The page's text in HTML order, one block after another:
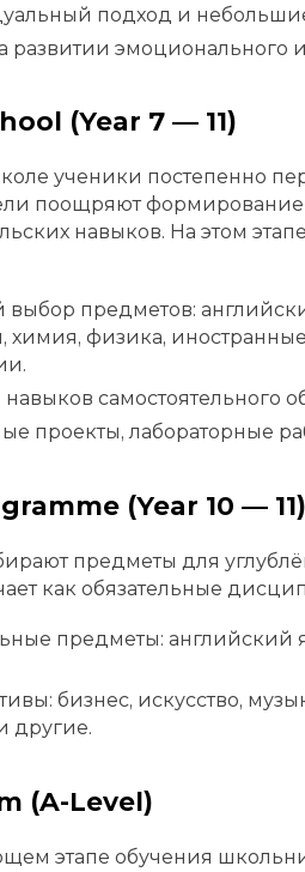
подход и
развитии эмоционального
(Year 7 — 11)
ученики постепенно
поощряют формирование
навыков. На этом
предметов:
химия, физика,
навыков самостоятельного
проекты, лабораторные
(Year 10 — 11)
предметы для
как обязательные
предметы: английский
бизнес, искусство,
другие.
(A-Level)
этапе обучения